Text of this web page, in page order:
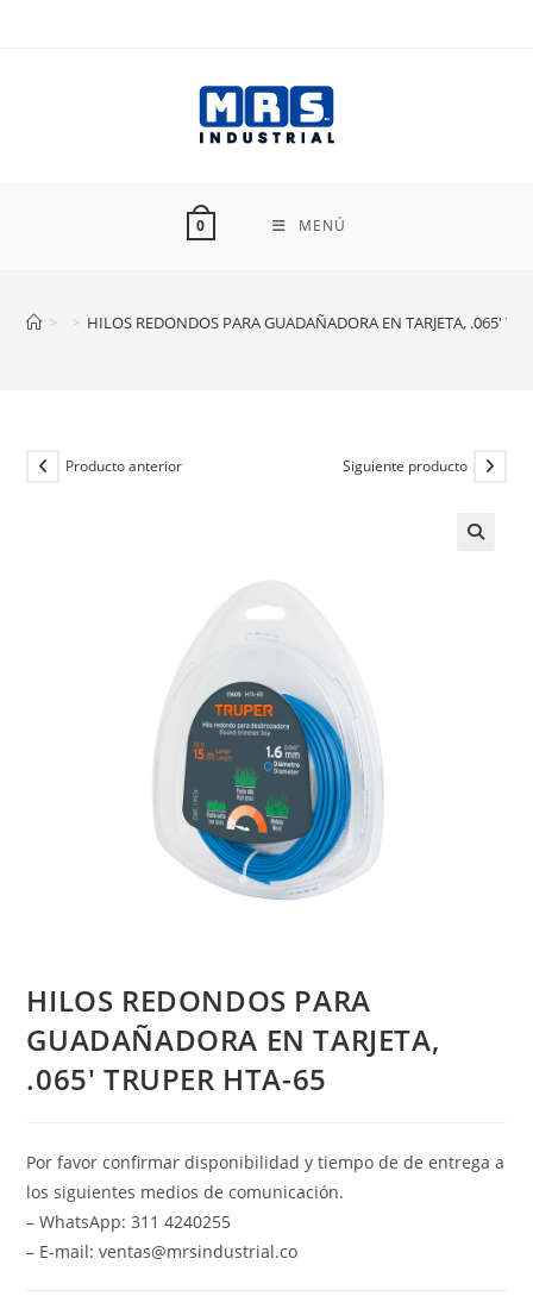
0 MENÚ
> > HILOS REDONDOS PARA GUADAÑADORA EN TARJETA, .065′
Producto anterior Siguiente producto
HILOS REDONDOS PARA
GUADAÑADORA EN TARJETA,
.065′ TRUPER HTA-65
Por favor confirmar disponibilidad y tiempo de de entrega a
los siguientes medios de comunicación.
– WhatsApp: 311 4240255
– E-mail: ventas@mrsindustrial.co